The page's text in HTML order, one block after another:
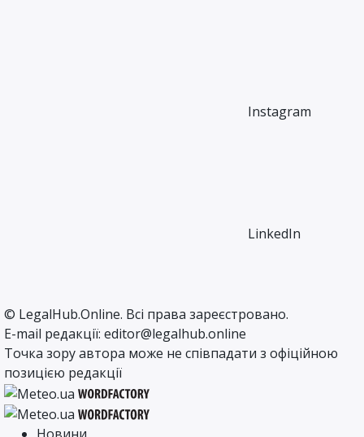
Instagram
LinkedIn
© LegalHub.Online. Всі права зареєстровано.
E-mail редакції: editor@legalhub.online
Точка зору автора може не співпадати з офіційною
позицією редакції